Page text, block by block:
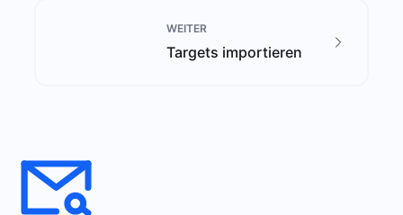
WEITER
Targets importieren